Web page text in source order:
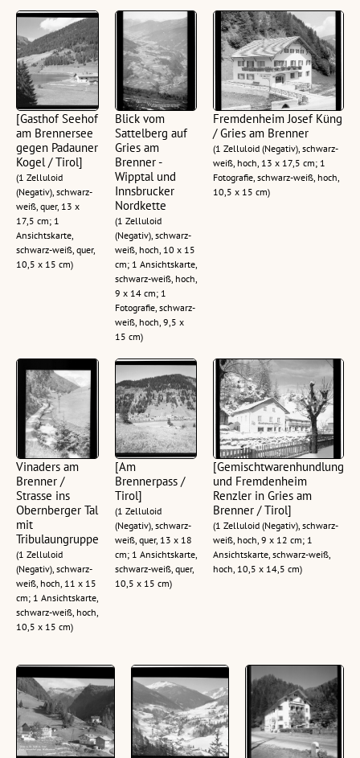
[Gasthof Seehof
am Brennersee
gegen Padauner
Kogel / Tirol]
(1 Zelluloid
(Negativ), schwarz-
weiß, quer, 13 x
17,5 cm; 1
Ansichtskarte,
schwarz-weiß, quer,
10,5 x 15 cm)
Blick vom
Sattelberg auf
Gries am
Brenner -
Wipptal und
Innsbrucker
Nordkette
(1 Zelluloid
(Negativ), schwarz-
weiß, hoch, 10 x 15
cm; 1 Ansichtskarte,
schwarz-weiß, hoch,
9 x 14 cm; 1
Fotografie, schwarz-
weiß, hoch, 9,5 x
15 cm)
Fremdenheim Josef Küng
/ Gries am Brenner
(1 Zelluloid (Negativ), schwarz-
weiß, hoch, 13 x 17,5 cm; 1
Fotografie, schwarz-weiß, hoch,
10,5 x 15 cm)
Vinaders am
Brenner /
Strasse ins
Obernberger Tal
mit
Tribulaungruppe
(1 Zelluloid
(Negativ), schwarz-
weiß, hoch, 11 x 15
cm; 1 Ansichtskarte,
schwarz-weiß, hoch,
10,5 x 15 cm)
[Am
Brennerpass /
Tirol]
(1 Zelluloid
(Negativ), schwarz-
weiß, quer, 13 x 18
cm; 1 Ansichtskarte,
schwarz-weiß, quer,
10,5 x 15 cm)
[Gemischtwarenhundlung
und Fremdenheim
Renzler in Gries am
Brenner / Tirol]
(1 Zelluloid (Negativ), schwarz-
weiß, hoch, 9 x 12 cm; 1
Ansichtskarte, schwarz-weiß,
hoch, 10,5 x 14,5 cm)